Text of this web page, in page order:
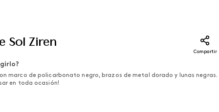
Sol Ziren
Compartir
marco de policarbonato negro, brazos de metal dorado y lunas negras.
en toda ocasión!